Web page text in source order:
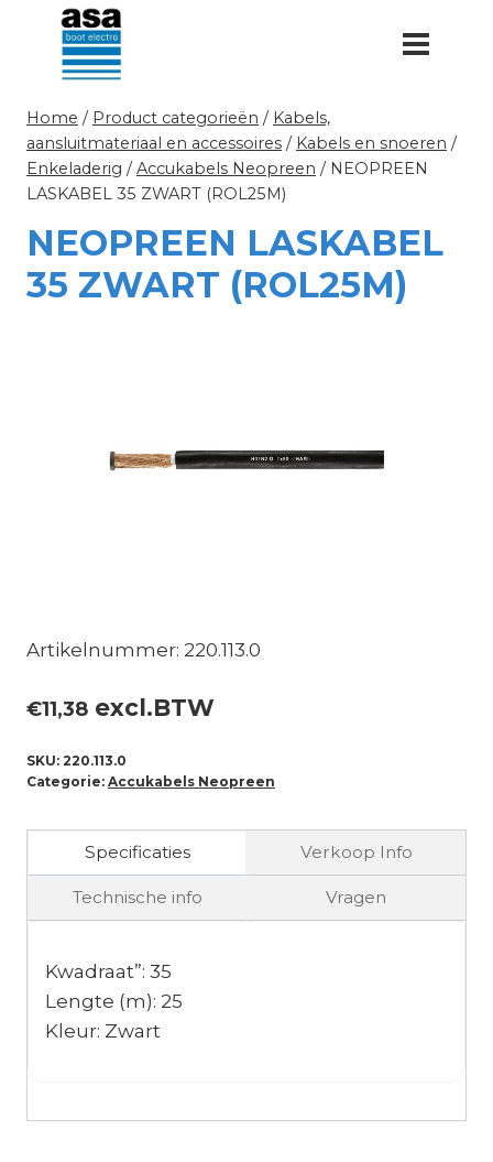
Doorgaan
inhoud
Home / Product categorieën / Kabels,
aansluitmateriaal en accessoires / Kabels en snoeren /
Enkeladerig / Accukabels Neopreen / NEOPREEN
LASKABEL 35 ZWART (ROL25M)
NEOPREEN LASKABEL
35 ZWART (ROL25M)
Artikelnummer: 220.113.0
€11,38 excl.BTW
SKU: 220.113.0
Categorie: Accukabels Neopreen
Specificaties Verkoop Info
Technische info Vragen
Kwadraat”: 35
Lengte (m): 25
Kleur: Zwart